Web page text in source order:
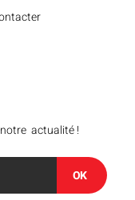
actualité !
OK